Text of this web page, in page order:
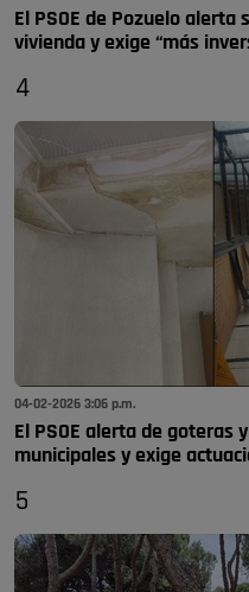
El PSOE de Pozuelo
vivienda y exige “más
4
04-02-2026 3:06 p.m.
El PSOE alerta de goteras
municipales y exige
5